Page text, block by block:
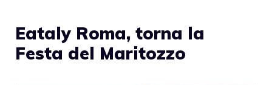
Eataly Roma, torna la
Festa del Maritozzo